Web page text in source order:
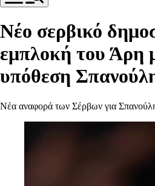
Νέο σερβικό
εμπλοκή του Άρη
υπόθεση
Νέα αναφορά των Σέρβων για